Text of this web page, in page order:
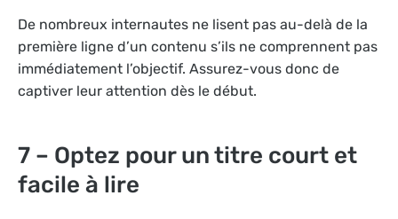
De nombreux internautes ne lisent pas au-delà de la
première ligne d’un contenu s’ils ne comprennent pas
immédiatement l’objectif. Assurez-vous donc de
captiver leur attention dès le début.
7 – Optez pour un titre court et
facile à lire